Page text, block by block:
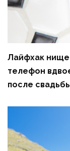
Лайфхак
телефон
после